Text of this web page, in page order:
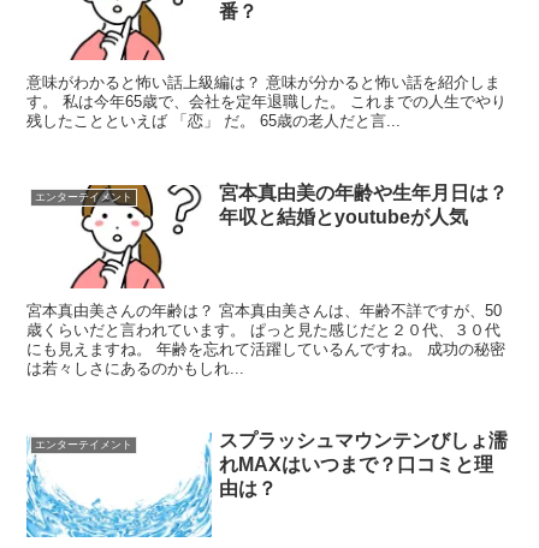
番？
意味がわかると怖い話上級編は？ 意味が分かると怖い話を紹介しま
す。 私は今年65歳で、会社を定年退職した。 これまでの人生でやり
残したことといえば 「恋」 だ。 65歳の老人だと言...
エンターテイメント
宮本真由美の年齢や生年月日は？
年収と結婚とyoutubeが人気
宮本真由美さんの年齢は？ 宮本真由美さんは、年齢不詳ですが、50
歳くらいだと言われています。 ぱっと見た感じだと２０代、３０代
にも見えますね。 年齢を忘れて活躍しているんですね。 成功の秘密
は若々しさにあるのかもしれ...
エンターテイメント
スプラッシュマウンテンびしょ濡
れMAXはいつまで？口コミと理
由は？